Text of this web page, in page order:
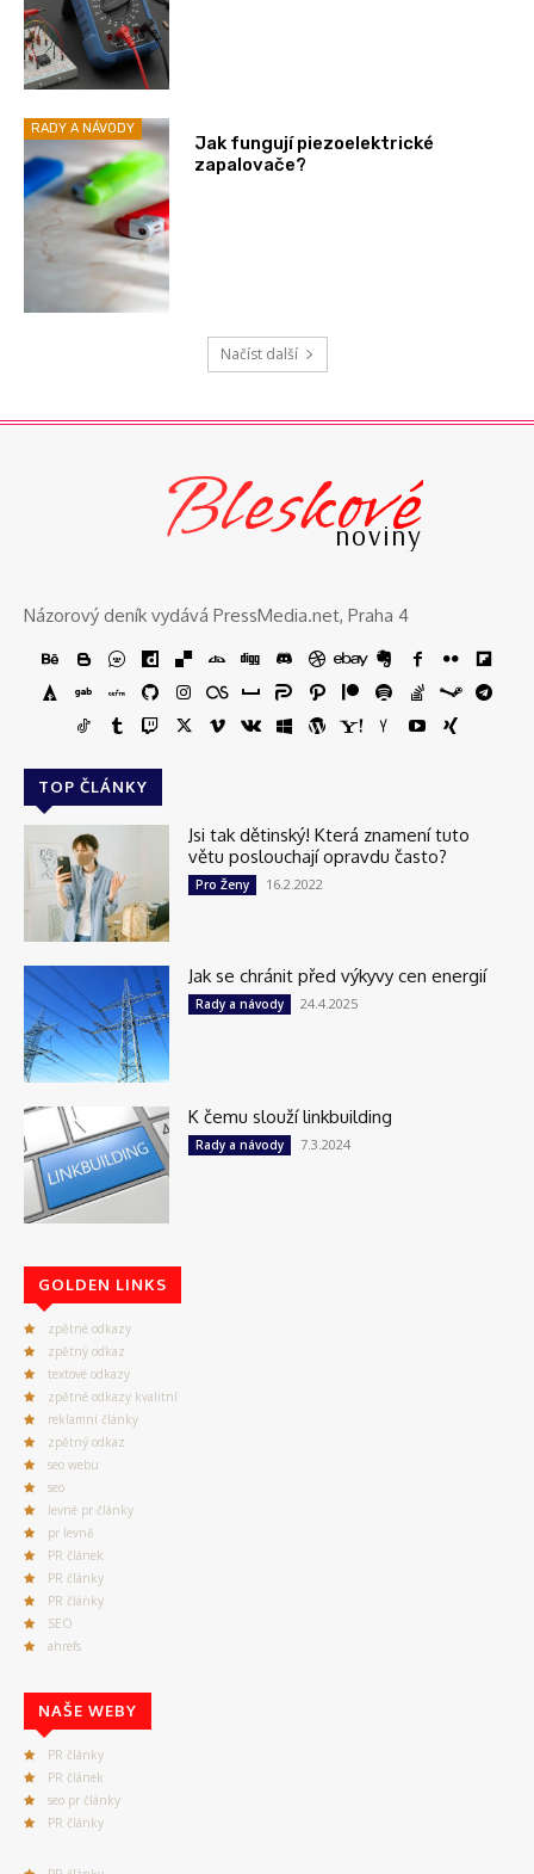
RADY A NÁVODY
Jak fungují piezoelektrické
zapalovače?
Načíst další
Bleskové
noviny
Názorový deník vydává PressMedia.net, Praha 4
TOP ČLÁNKY
Jsi tak dětinský! Která znamení tuto
větu poslouchají opravdu často?
Pro Ženy 16.2.2022
Jak se chránit před výkyvy cen energií
Rady a návody 24.4.2025
K čemu slouží linkbuilding
Rady a návody 7.3.2024
GOLDEN LINKS
zpětné odkazy
zpětný odkaz
textové odkazy
zpětné odkazy kvalitní
reklamní články
zpětný odkaz
seo webu
seo
levné pr články
pr levně
PR článek
PR články
PR články
SEO
ahrefs
NAŠE WEBY
PR články
PR článek
seo pr články
PR články